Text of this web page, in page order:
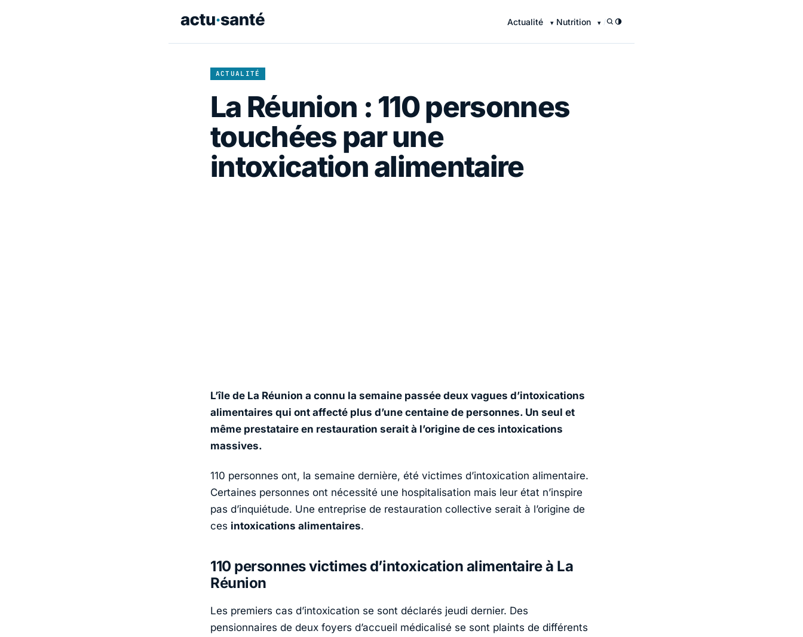
Actualité Nutrition /
ACTUALITÉ
La Réunion : 110 personnes
touchées par une
intoxication alimentaire
L’île de La Réunion a connu la semaine passée deux vagues d’intoxications
alimentaires qui ont affecté plus d’une centaine de personnes. Un seul et
même prestataire en restauration serait à l’origine de ces intoxications
massives.
110 personnes ont, la semaine dernière, été victimes d’intoxication alimentaire.
Certaines personnes ont nécessité une hospitalisation mais leur état n’inspire
pas d’inquiétude. Une entreprise de restauration collective serait à l’origine de
ces intoxications alimentaires.
110 personnes victimes d’intoxication alimentaire à La
Réunion
Les premiers cas d’intoxication se sont déclarés jeudi dernier. Des
pensionnaires de deux foyers d’accueil médicalisé se sont plaints de différents